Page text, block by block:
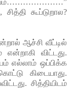
கூப்டுறால?
ஆச்சி வீட்டில்
என்றாகி விட்டது.
எல்லாம் ஒப்பிக்க
கிடையாது.
சித்தியிடம்